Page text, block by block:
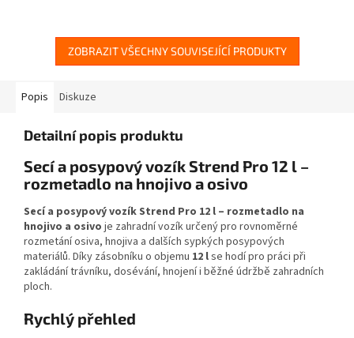
ZOBRAZIT VŠECHNY SOUVISEJÍCÍ PRODUKTY
Popis Diskuze
Detailní popis produktu
Secí a posypový vozík Strend Pro 12 l –
rozmetadlo na hnojivo a osivo
Secí a posypový vozík Strend Pro 12 l – rozmetadlo na
hnojivo a osivo je zahradní vozík určený pro rovnoměrné
rozmetání osiva, hnojiva a dalších sypkých posypových
materiálů. Díky zásobníku o objemu 12 lse hodí pro práci při
zakládání trávníku, dosévání, hnojení i běžné údržbě zahradních
ploch.
Rychlý přehled